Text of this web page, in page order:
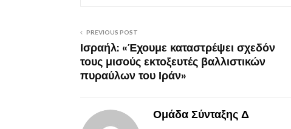
PREVIOUS POST
Ισραήλ: «Έχουμε καταστρέψει σχεδόν
τους μισούς εκτοξευτές βαλλιστικών
πυραύλων του Ιράν»
Ομάδα Σύνταξης Δ